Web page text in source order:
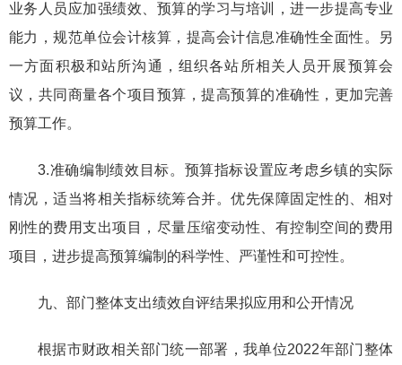
业务人员应加强绩效、预算的学习与培训，进一步提高专业
能力，规范单位会计核算，提高会计信息准确性全面性。另
一方面积极和站所沟通，组织各站所相关人员开展预算会
议，共同商量各个项目预算，提高预算的准确性，更加完善
预算工作。
3.准确编制绩效目标。预算指标设置应考虑乡镇的实际
情况，适当将相关指标统筹合并。优先保障固定性的、相对
刚性的费用支出项目，尽量压缩变动性、有控制空间的费用
项目，进步提高预算编制的科学性、严谨性和可控性。
九、部门整体支出绩效自评结果拟应用和公开情况
根据市财政相关部门统一部署，我单位2022年部门整体